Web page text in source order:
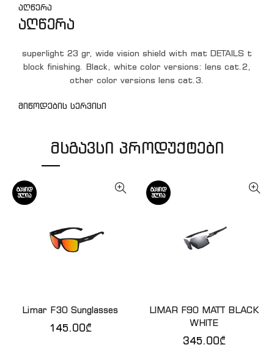
აღწერა
აღწერა
superlight 23 gr, wide vision shield with mat DETAILS t
block finishing. Black, white color versions: lens cat.2,
other color versions lens cat.3.
მიწოდების სერვისი
ᲛᲡᲒᲐᲕᲡᲘ ᲞᲠᲝᲓᲣᲥᲢᲔᲑᲘ
ᲒᲐᲧᲘᲓ
ᲣᲚᲘᲐ
ᲕᲠᲪᲚᲐᲓ
Limar F30 Sunglasses
145.00₾
ᲒᲐᲧᲘᲓ
ᲣᲚᲘᲐ
ᲕᲠᲪᲚᲐᲓ
LIMAR F90 MATT BLACK
WHITE
345.00₾